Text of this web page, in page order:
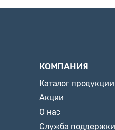
КОМПАНИЯ
Каталог продукции
Акции
О нас
Служба поддержки